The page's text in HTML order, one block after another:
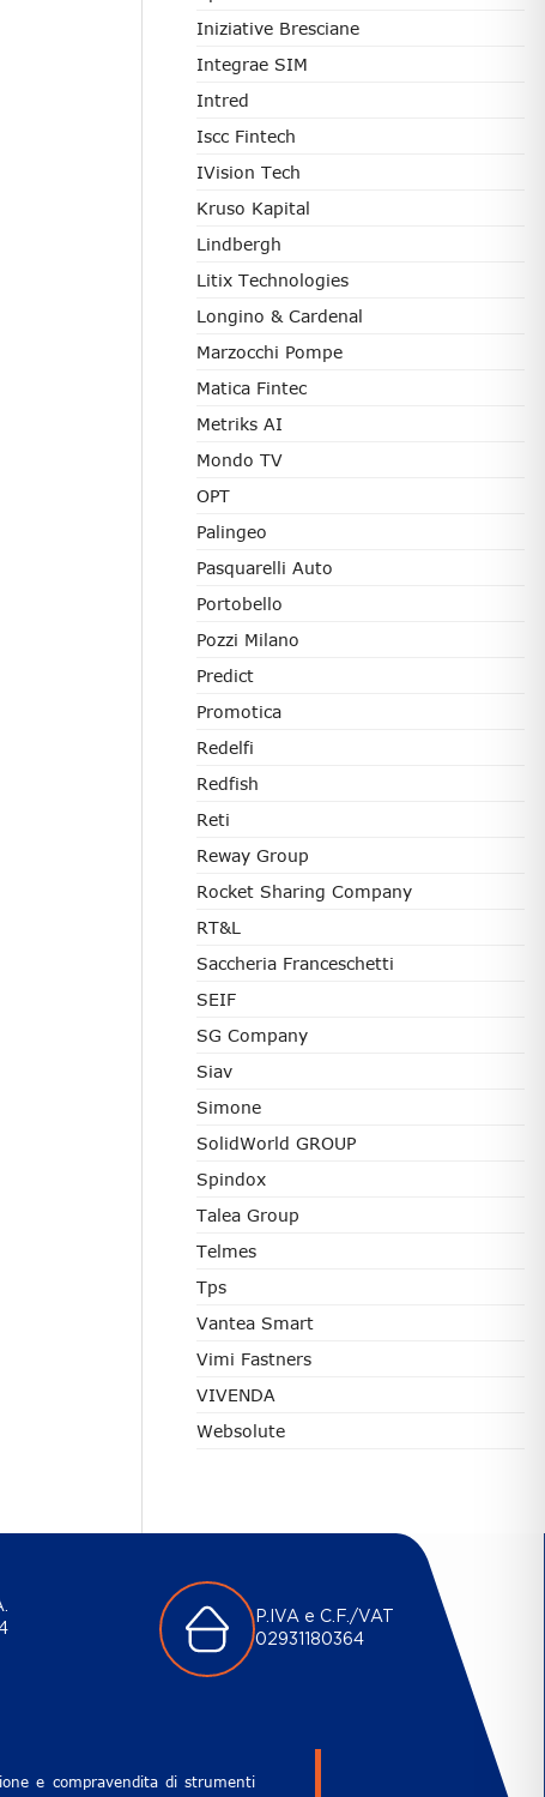
Iniziative Bresciane
Integrae SIM
Intred
Iscc Fintech
IVision Tech
Kruso Kapital
Lindbergh
Litix Technologies
Longino & Cardenal
Marzocchi Pompe
Matica Fintec
Metriks AI
Mondo TV
OPT
Palingeo
Pasquarelli Auto
Portobello
Pozzi Milano
Predict
Promotica
Redelfi
Redfish
Reti
Reway Group
Rocket Sharing Company
RT&L
Saccheria Franceschetti
SEIF
SG Company
Siav
Simone
SolidWorld GROUP
Spindox
Talea Group
Telmes
Tps
Vantea Smart
Vimi Fastners
VIVENDA
Websolute
P.IVA e C.F./VAT
02931180364
e compravendita di strumenti